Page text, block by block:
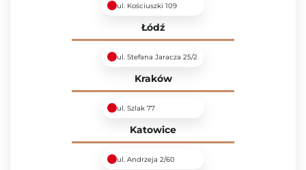
ul. Kościuszki 109
Łódź
ul. Stefana Jaracza 25/2
Kraków
ul. Szlak 77
Katowice
ul. Andrzeja 2/60